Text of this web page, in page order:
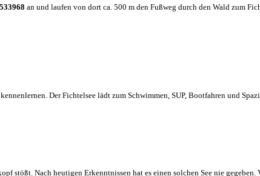
an und laufen von dort ca. 500 m den Fußweg durch den Wald zum
Der Fichtelsee lädt zum Schwimmen, SUP, Bootfahren und
stößt. Nach heutigen Erkenntnissen hat es einen solchen See nie